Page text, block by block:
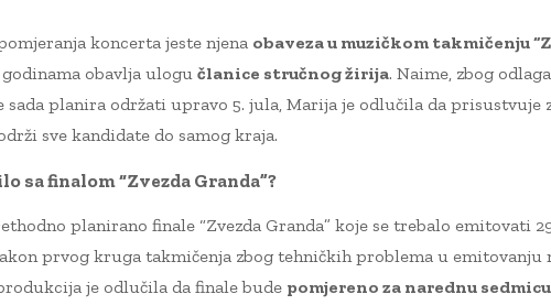
koncerta jeste njena obaveza u muzičkom takmičenju
godinama obavlja ulogu članice stručnog žirija. Naime, zbog
sada planira održati upravo 5. jula, Marija je odlučila da prisustvuje
sve kandidate do samog kraja.
sa finalom “Zvezda Granda”?
planirano finale “Zvezda Granda” koje se trebalo emitovati
prvog kruga takmičenja zbog tehničkih problema u
je odlučila da finale bude pomjereno za narednu sedmicu